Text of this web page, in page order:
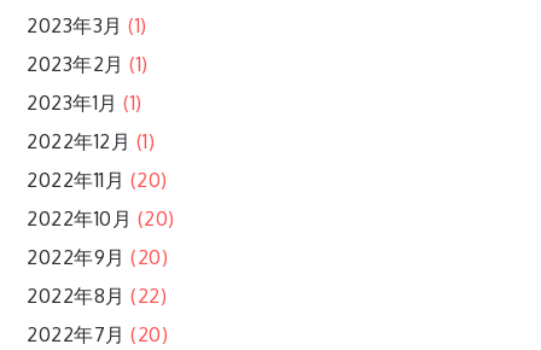
2023年3月 (1)
2023年2月 (1)
2023年1月 (1)
2022年12月 (1)
2022年11月 (20)
2022年10月 (20)
2022年9月 (20)
2022年8月 (22)
2022年7月 (20)